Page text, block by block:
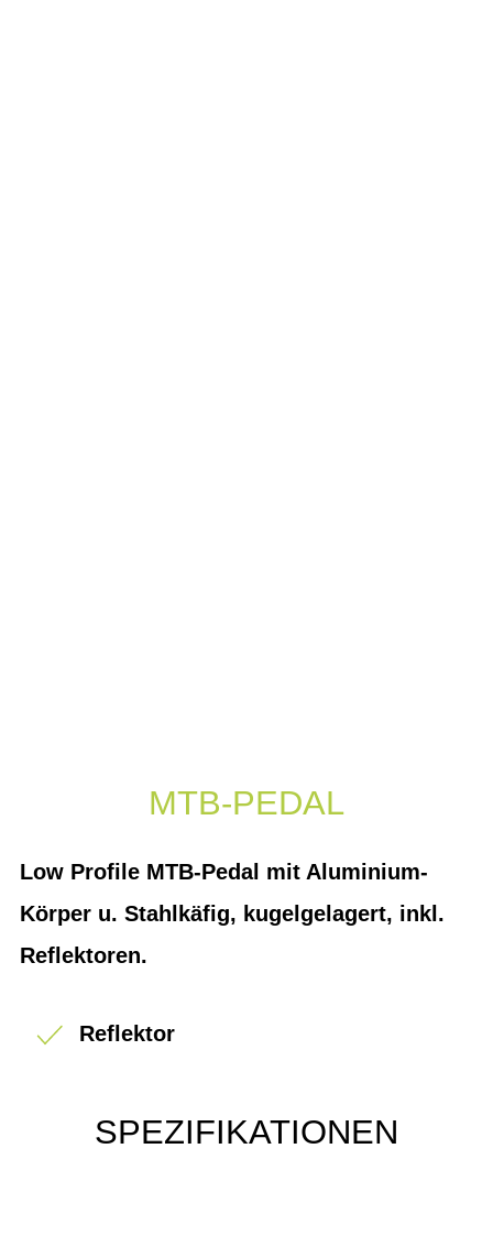
MTB-PEDAL
Low Profile MTB-Pedal mit Aluminium-
Körper u. Stahlkäfig, kugelgelagert, inkl.
Reflektoren.
Reflektor
SPEZIFIKATIONEN